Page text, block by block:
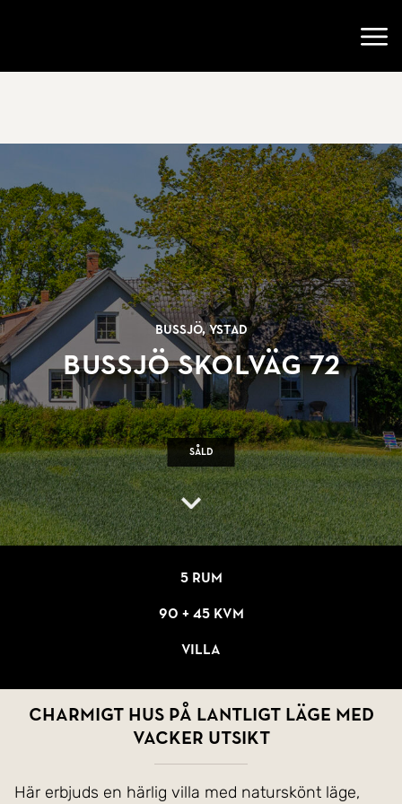
Bussjö, Ystad
Bussjö skolväg 72
Såld
5 rum
90 + 45 kvm
Villa
Charmigt hus på lantligt läge med
vacker utsikt
Här erbjuds en härlig villa med naturskönt läge,